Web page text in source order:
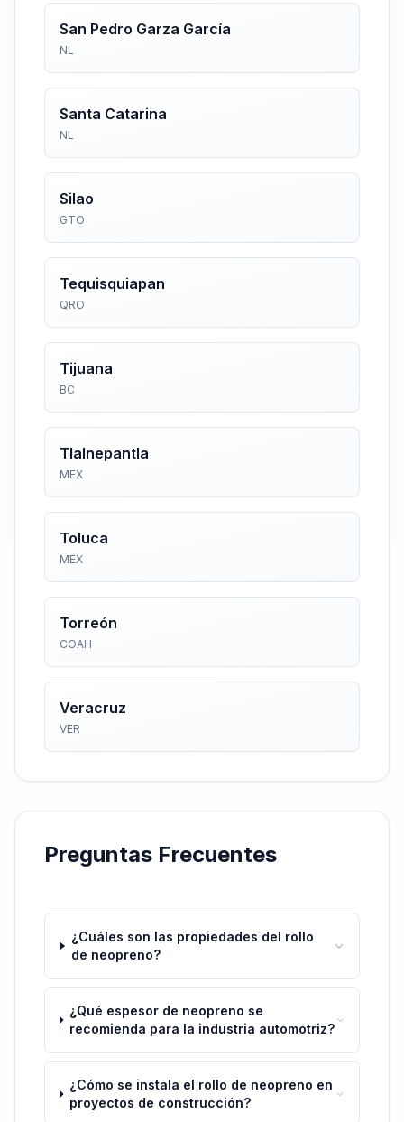
San Pedro Garza García
NL
Santa Catarina
NL
Silao
GTO
Tequisquiapan
QRO
Tijuana
BC
Tlalnepantla
MEX
Toluca
MEX
Torreón
COAH
Veracruz
VER
Preguntas Frecuentes
¿Cuáles son las propiedades del rollo
de neopreno?
¿Qué espesor de neopreno se
recomienda para la industria automotriz?
¿Cómo se instala el rollo de neopreno en
proyectos de construcción?